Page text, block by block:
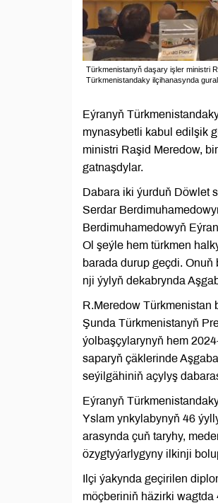
Türkmenistanyň daşary işler ministri
Türkmenistandaky ilçihanasynda
Eýranyň
mynasybetli kabul edilşik
ministri Raşid Meredow,
gatnaşdylar.
Dabara iki ýurduň Döwlet
Serdar
Berdimuhamedowyň
Ol şeýle hem türkmen
barada durup geçdi.
nji ýylyň dekabrynda
R.Meredow Türkmenistan
Şunda Türkmenistanyň
ýolbaşçylarynyň hem
saparyň çäklerinde
seýilgähiniň açylyş
Eýranyň
Yslam ynkylabynyň 46
arasynda çuň taryhy,
özygtyýarlygyny ilkinji
Ilçi ýakynda geçirilen
möçberiniň häzirki